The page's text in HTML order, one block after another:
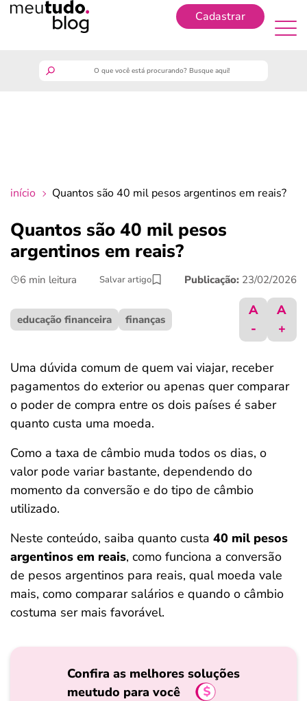
Cadastrar
crédito fácil
últimas notícias
ferramentas
início Quantos são 40 mil pesos argentinos em reais?
Quantos são 40 mil pesos
argentinos em reais?
6 min leitura Salvar artigo Publicação: 23/02/2026
educação financeira finanças
A
-
A
+
Uma dúvida comum de quem vai viajar, receber
pagamentos do exterior ou apenas quer comparar
o poder de compra entre os dois países é saber
quanto custa uma moeda.
Como a taxa de câmbio muda todos os dias, o
valor pode variar bastante, dependendo do
momento da conversão e do tipo de câmbio
utilizado.
Neste conteúdo, saiba quanto custa 40 mil pesos
argentinos em reais, como funciona a conversão
de pesos argentinos para reais, qual moeda vale
mais, como comparar salários e quando o câmbio
costuma ser mais favorável.
Confira as melhores soluções
meutudo para você